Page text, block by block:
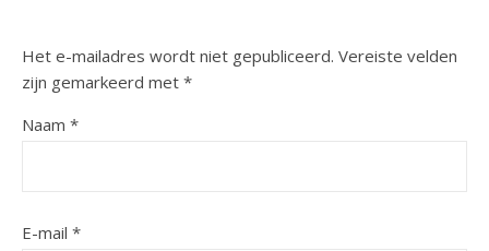
Het e-mailadres wordt niet gepubliceerd. Vereiste velden
zijn gemarkeerd met *
Naam *
E-mail *